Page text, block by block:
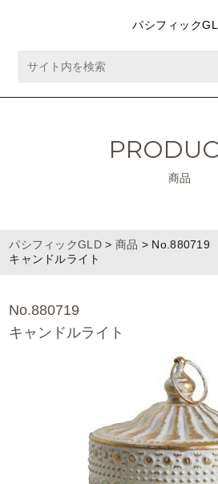
パシフィック
商品
パシフィックGLD> 商品 > No.880719
キャンドルライト
No.880719
キャンドルライト